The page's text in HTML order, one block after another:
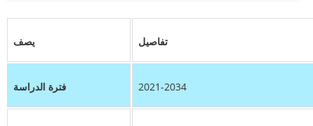
يصف تفاصيل
فترة الدراسة 2021-2034